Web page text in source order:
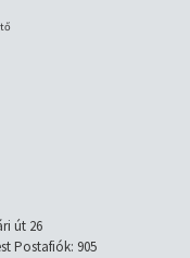
út 26
Postafiók: 905